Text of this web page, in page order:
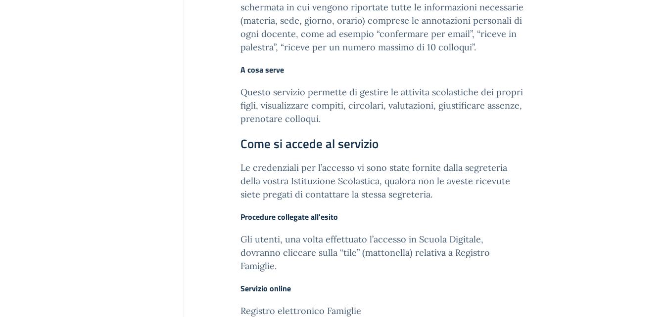
schermata in cui vengono riportate tutte le informazioni necessarie
(materia, sede, giorno, orario) comprese le annotazioni personali di
ogni docente, come ad esempio “confermare per email”, “riceve in
palestra”, “riceve per un numero massimo di 10 colloqui”.
A cosa serve
Questo servizio permette di gestire le attivita scolastiche dei propri
figli, visualizzare compiti, circolari, valutazioni, giustificare assenze,
prenotare colloqui.
Come si accede al servizio
Le credenziali per l’accesso vi sono state fornite dalla segreteria
della vostra Istituzione Scolastica, qualora non le aveste ricevute
siete pregati di contattare la stessa segreteria.
Procedure collegate all'esito
Gli utenti, una volta effettuato l’accesso in Scuola Digitale,
dovranno cliccare sulla “tile” (mattonella) relativa a Registro
Famiglie.
Servizio online
Registro elettronico Famiglie